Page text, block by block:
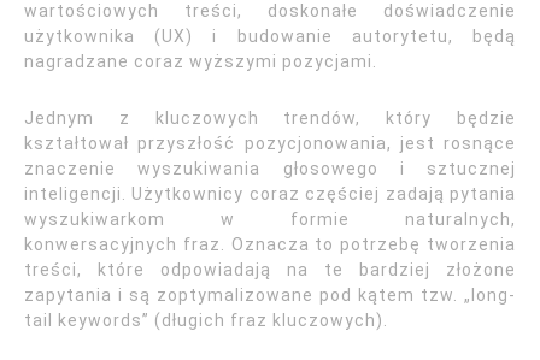
wartościowych treści, doskonałe doświadczenie
użytkownika (UX) i budowanie autorytetu, będą
nagradzane coraz wyższymi pozycjami.
Jednym z kluczowych trendów, który będzie
kształtował przyszłość pozycjonowania, jest rosnące
znaczenie wyszukiwania głosowego i sztucznej
inteligencji. Użytkownicy coraz częściej zadają pytania
wyszukiwarkom w formie naturalnych,
konwersacyjnych fraz. Oznacza to potrzebę tworzenia
treści, które odpowiadają na te bardziej złożone
zapytania i są zoptymalizowane pod kątem tzw. „long-
tail keywords” (długich fraz kluczowych).